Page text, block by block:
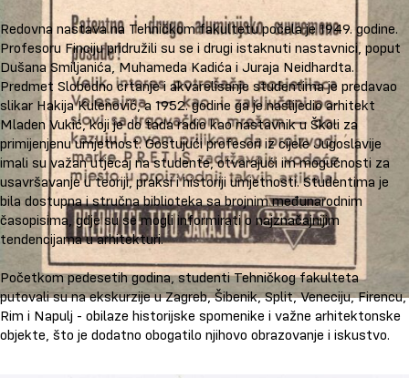
Redovna nastava na Tehničkom fakultetu počela je 1949. godine.
Profesoru Finciju pridružili su se i drugi istaknuti nastavnici, poput
Dušana Smiljanića, Muhameda Kadića i Juraja Neidhardta.
Predmet Slobodno crtanje i akvarelisanje studentima je predavao
slikar Hakija Kulenović, a 1952. godine ga je naslijedio arhitekt
Mladen Vukić, koji je do tada radio kao nastavnik u Školi za
primijenjenu umjetnost. Gostujući profesori iz cijele Jugoslavije
imali su važan utjecaj na studente, otvarajući im mogućnosti za
usavršavanje u teoriji, praksi i historiji umjetnosti. Studentima je
bila dostupna i stručna biblioteka sa brojnim međunarodnim
časopisima, gdje su se mogli informirati o najznačajnijim
tendencijama u arhitekturi.
Početkom pedesetih godina, studenti Tehničkog fakulteta
putovali su na ekskurzije u Zagreb, Šibenik, Split, Veneciju, Firencu,
Rim i Napulj - obilaze historijske spomenike i važne arhitektonske
objekte, što je dodatno obogatilo njihovo obrazovanje i iskustvo.